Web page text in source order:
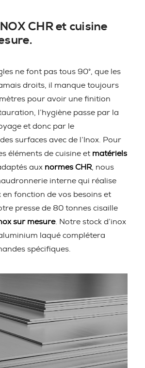
CHR et cuisine
ne font pas tous 90°, que les
droits, il manque toujours
pour avoir une finition
l’hygiène passe par la
et donc par le
surfaces avec de l’Inox. Pour
éléments de cuisine et matériels
aux normes CHR , nous
interne qui réalise
en fonction de vos besoins et
presse de 80 tonnes cisaille
sur mesure. Notre stock d’inox
laqué complétera
spécifiques.